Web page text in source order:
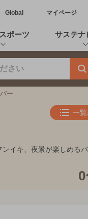
Global新しいウィンドウで開く
マイページ
ポーツ サステナ
ー
一
イキ、夜景が楽しめる